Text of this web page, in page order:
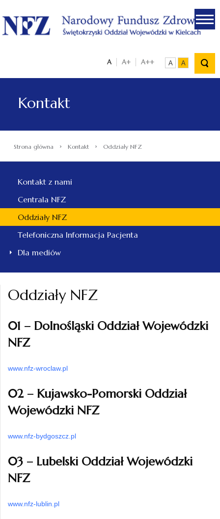
.
A A+ A++ A A
Kontakt
Strona główna › Kontakt › Oddziały NFZ
Kontakt z nami
Centrala NFZ
Oddziały NFZ
Telefoniczna Informacja Pacjenta
Dla mediów
Oddziały NFZ
01 – Dolnośląski Oddział Wojewódzki
NFZ
www.nfz-wroclaw.pl
02 – Kujawsko-Pomorski Oddział
Wojewódzki NFZ
www.nfz-bydgoszcz.pl
03 – Lubelski Oddział Wojewódzki
NFZ
www.nfz-lublin.pl